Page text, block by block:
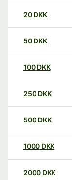
20 DKK
50 DKK
100 DKK
250 DKK
500 DKK
1000 DKK
2000 DKK